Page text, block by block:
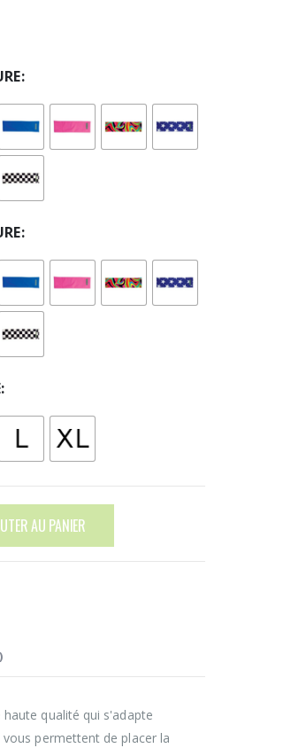
AU PANIER
qualité qui s'adapte
permettent de placer la